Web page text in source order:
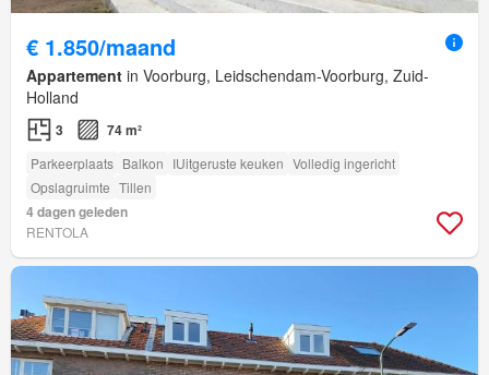
€ 1.850/maand
Appartement in Voorburg, Leidschendam-Voorburg, Zuid-
Holland
3 74 m²
Parkeerplaats Balkon IUitgeruste keuken Volledig ingericht
Opslagruimte Tillen
4 dagen geleden
RENTOLA